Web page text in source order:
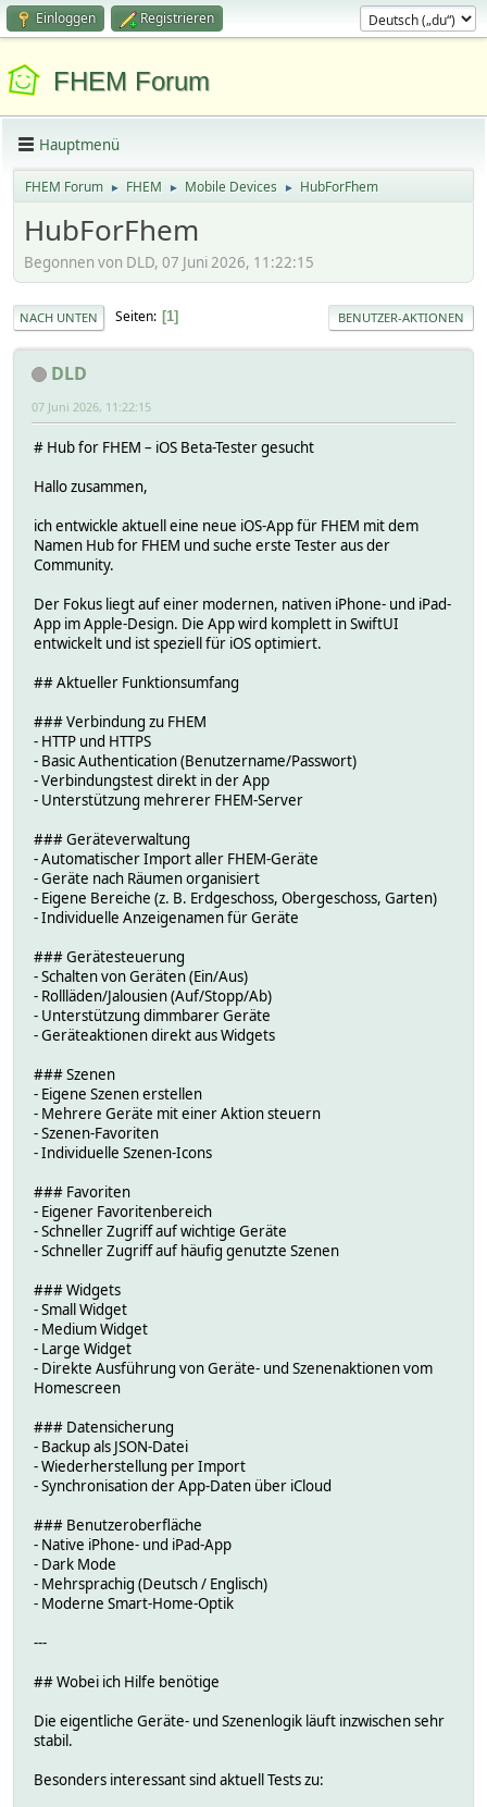
Einloggen Registrieren
FHEM Forum
Hauptmenü
FHEM Forum ► FHEM ► Mobile Devices ► HubForFhem
HubForFhem
Begonnen von DLD, 07 Juni 2026, 11:22:15
NACH UNTEN Seiten 1 BENUTZER-AKTIONEN
DLD
07 Juni 2026, 11:22:15
# Hub for FHEM – iOS Beta-Tester gesucht
Hallo zusammen,
ich entwickle aktuell eine neue iOS-App für FHEM mit dem
Namen Hub for FHEM und suche erste Tester aus der
Community.
Der Fokus liegt auf einer modernen, nativen iPhone- und iPad-
App im Apple-Design. Die App wird komplett in SwiftUI
entwickelt und ist speziell für iOS optimiert.
## Aktueller Funktionsumfang
### Verbindung zu FHEM
- HTTP und HTTPS
- Basic Authentication (Benutzername/Passwort)
- Verbindungstest direkt in der App
- Unterstützung mehrerer FHEM-Server
### Geräteverwaltung
- Automatischer Import aller FHEM-Geräte
- Geräte nach Räumen organisiert
- Eigene Bereiche (z. B. Erdgeschoss, Obergeschoss, Garten)
- Individuelle Anzeigenamen für Geräte
### Gerätesteuerung
- Schalten von Geräten (Ein/Aus)
- Rollläden/Jalousien (Auf/Stopp/Ab)
- Unterstützung dimmbarer Geräte
- Geräteaktionen direkt aus Widgets
### Szenen
- Eigene Szenen erstellen
- Mehrere Geräte mit einer Aktion steuern
- Szenen-Favoriten
- Individuelle Szenen-Icons
### Favoriten
- Eigener Favoritenbereich
- Schneller Zugriff auf wichtige Geräte
- Schneller Zugriff auf häufig genutzte Szenen
### Widgets
- Small Widget
- Medium Widget
- Large Widget
- Direkte Ausführung von Geräte- und Szenenaktionen vom
Homescreen
### Datensicherung
- Backup als JSON-Datei
- Wiederherstellung per Import
- Synchronisation der App-Daten über iCloud
### Benutzeroberfläche
- Native iPhone- und iPad-App
- Dark Mode
- Mehrsprachig (Deutsch / Englisch)
- Moderne Smart-Home-Optik
---
## Wobei ich Hilfe benötige
Die eigentliche Geräte- und Szenenlogik läuft inzwischen sehr
stabil.
Besonders interessant sind aktuell Tests zu: